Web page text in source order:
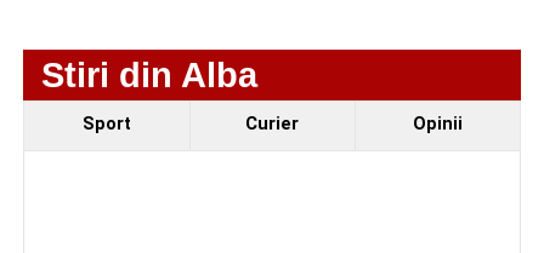
Constantin PREDESCU
Stiri din Alba
Sport Curier Opinii